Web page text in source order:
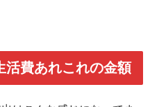
活費あれこれの金額